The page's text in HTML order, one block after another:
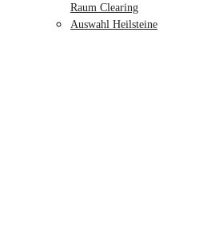
Raum Clearing
Auswahl Heilsteine